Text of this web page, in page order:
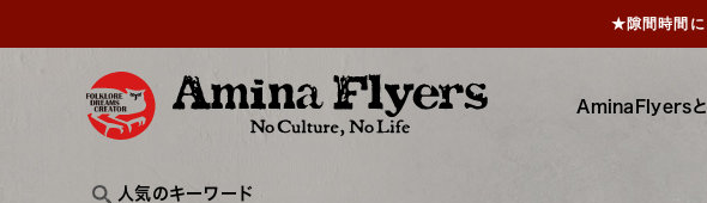
AminaFlyers
人気のキーワード
★隙間時間に